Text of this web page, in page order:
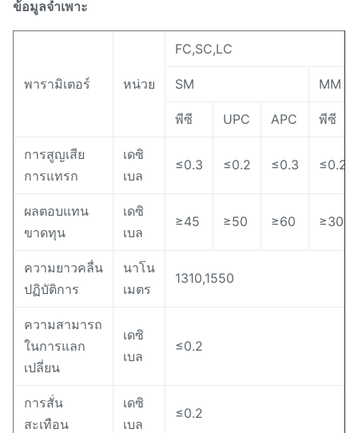
ข้อมูลจำเพาะ
พารามิเตอร์ หน่วย
FC,SC,LC
SM MM
พีซี UPC APC พีซี
การสูญเสีย
การแทรก
เดซิ
เบล
≤0.3 ≤0.2 ≤0.3 ≤0.2
ผลตอบแทน
ขาดทุน
เดซิ
เบล
≥45 ≥50 ≥60 ≥30
ความยาวคลื่น
ปฏิบัติการ
นาโน
เมตร
1310,1550
ความสามารถ
ในการแลก
เปลี่ยน
เดซิ
เบล
≤0.2
การสั่น
สะเทือน
เดซิ
เบล
≤0.2